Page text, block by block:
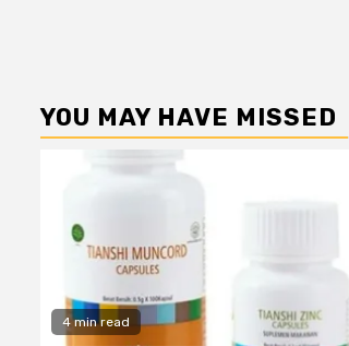
YOU MAY HAVE MISSED
4 min read